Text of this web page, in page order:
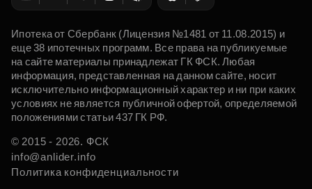
Ипотека от Сбербанк (Лицензия №1481 от 11.08.2015) и
еще 38 ипотечных программ. Все права на публикуемые
на сайте материалы принадлежат ГК ФСК. Любая
информация, представленная на данном сайте, носит
исключительно информационный характер и ни при каких
условиях не является публичной офертой, определяемой
положениями статьи 437 ГК РФ.
© 2015 - 2026. ФСК
info@anlider.info
Политика конфиденциальности